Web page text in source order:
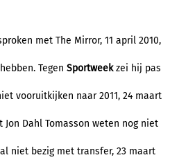
met The Mirror, 11 april 2010,
Tegen Sportweekzei hij pas
vooruitkijken naar 2011, 24 maart
Dahl Tomasson weten nog niet
niet bezig met transfer, 23 maart